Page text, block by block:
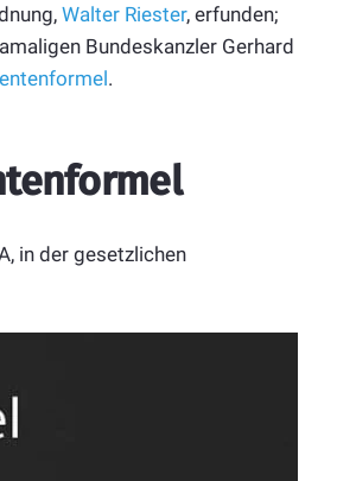
Walter Riester, erfunden;
Bundeskanzler Gerhard
.
in der gesetzlichen